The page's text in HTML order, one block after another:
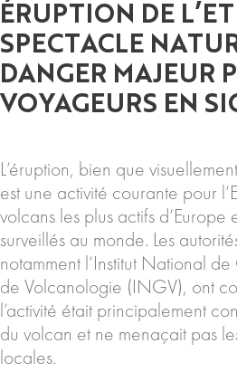
ÉRUPTION DE
SPECTACLE
DANGER MAJEUR
VOYAGEURS EN
L’éruption, bien que
est une activité courante pour
volcans les plus actifs d’Europe
surveillés au monde. Les
notamment l’Institut National
de Volcanologie (INGV), ont
l’activité était principalement
du volcan et ne menaçait pas
locales.